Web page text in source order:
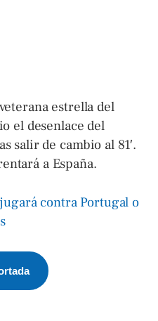
estrella del
el desenlace del
salir de cambio al 81′.
a España.
contra Portugal o